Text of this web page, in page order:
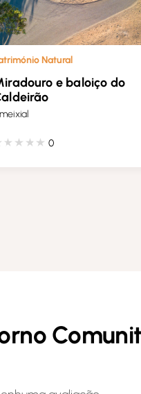
Natural
e baloiço do
0